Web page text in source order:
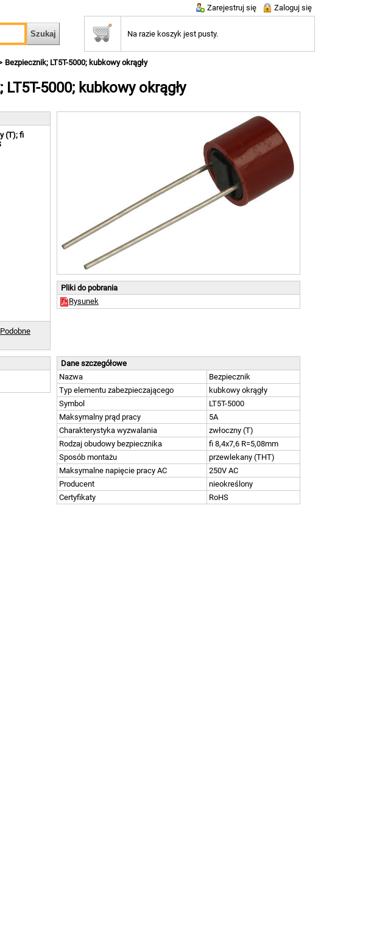
Zarejestruj się Zaloguj się
Na razie koszyk jest pusty.
Bezpiecznik; LT5T-5000; kubkowy okrągły
LT5T-5000; kubkowy okrągły
Pliki do pobrania
Rysunek
(T); fi
Podobne
Dane szczegółowe
Nazwa
Bezpiecznik
Typ elementu zabezpieczającego
kubkowy okrągły
Symbol
LT5T-5000
Maksymalny prąd pracy
5A
Charakterystyka wyzwalania
zwłoczny (T)
Rodzaj obudowy bezpiecznika
fi 8,4x7,6 R=5,08mm
Sposób montażu
przewlekany (THT)
Maksymalne napięcie pracy AC
250V AC
Producent
nieokreślony
Certyfikaty
RoHS